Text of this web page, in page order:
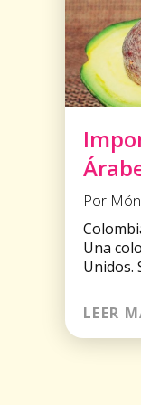
Por
Una
Unidos.
LEER